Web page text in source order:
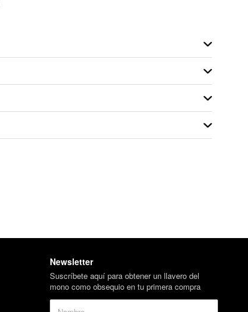
Newsletter
Suscríbete aquí para obtener un llavero del
mono como obsequio en tu primera compra